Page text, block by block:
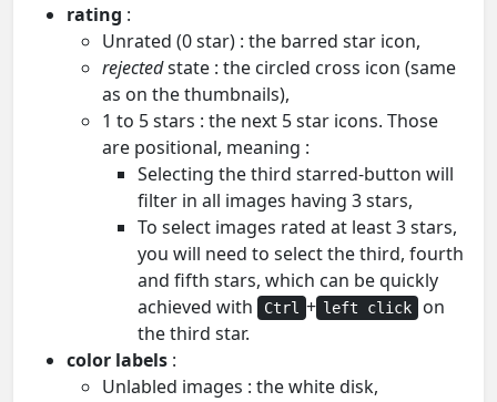
rating :
Unrated (0 star) : the barred star icon,
rejectedstate : the circled cross icon (same
as on the thumbnails),
1 to 5 stars : the next 5 star icons. Those
are positional, meaning :
Selecting the third starred-button will
filter in all images having 3 stars,
To select images rated at least 3 stars,
you will need to select the third, fourth
and fifth stars, which can be quickly
achieved with
Ctrl + left click
on
the third star.
color labels :
Unlabled images : the white disk,